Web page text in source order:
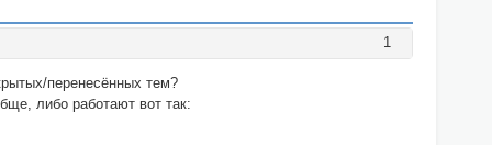
1
перенесённых тем?
либо работают вот так: